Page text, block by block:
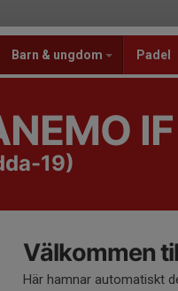
Barn & ungdom Padel
19)
Välkommen
Här hamnar automatiskt